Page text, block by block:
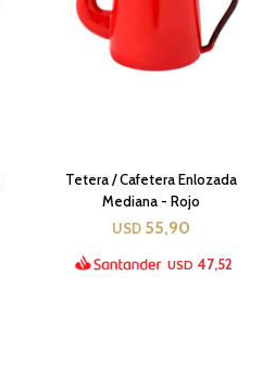
Tetera / Cafetera Enlozada
Mediana - Rojo
USD 55,90
USD 47,52